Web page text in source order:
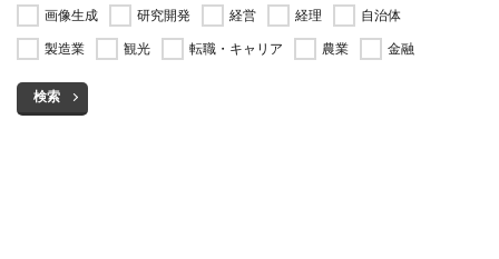
画像生成
研究開発 経営 経理
自治体
製造業
観光 転職・キャリア 農業 金融
検索